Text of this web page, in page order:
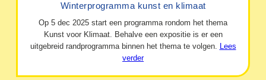
Winterprogramma kunst en klimaat
Op 5 dec 2025 start een programma rondom het thema
Kunst voor Klimaat. Behalve een expositie is er een
uitgebreid randprogramma binnen het thema te volgen.
Lees
verder